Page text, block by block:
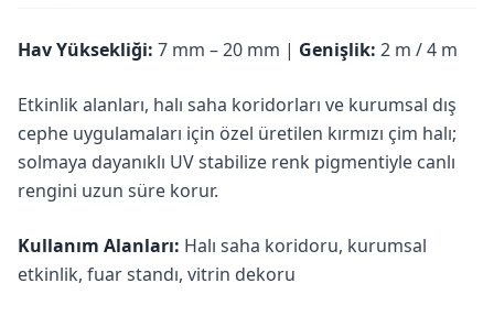
Hav Yüksekliği: 7 mm – 20 mm | Genişlik: 2 m / 4 m
Etkinlik alanları, halı saha koridorları ve kurumsal dış
cephe uygulamaları için özel üretilen kırmızı çim halı;
solmaya dayanıklı UV stabilize renk pigmentiyle canlı
rengini uzun süre korur.
Kullanım Alanları: Halı saha koridoru, kurumsal
etkinlik, fuar standı, vitrin dekoru